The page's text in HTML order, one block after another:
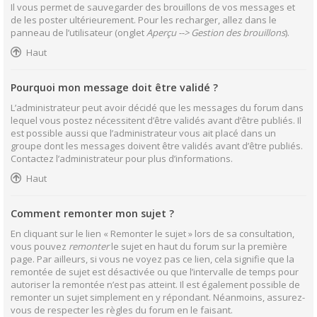
Il vous permet de sauvegarder des brouillons de vos messages et
de les poster ultérieurement. Pour les recharger, allez dans le
panneau de l’utilisateur (ongletAperçu --> Gestion des brouillons).
Haut
Pourquoi mon message doit être validé ?
L’administrateur peut avoir décidé que les messages du forum dans
lequel vous postez nécessitent d’être validés avant d’être publiés. Il
est possible aussi que l’administrateur vous ait placé dans un
groupe dont les messages doivent être validés avant d’être publiés.
Contactez l’administrateur pour plus d’informations.
Haut
Comment remonter mon sujet ?
En cliquant sur le lien « Remonter le sujet » lors de sa consultation,
vous pouvez remonterle sujet en haut du forum sur la première
page. Par ailleurs, si vous ne voyez pas ce lien, cela signifie que la
remontée de sujet est désactivée ou que l’intervalle de temps pour
autoriser la remontée n’est pas atteint. Il est également possible de
remonter un sujet simplement en y répondant. Néanmoins, assurez-
vous de respecter les règles du forum en le faisant.